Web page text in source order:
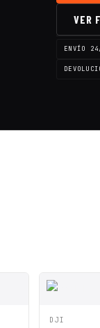
VER
ENVÍO
VISTA
DJI